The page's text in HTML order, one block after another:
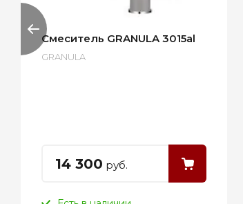
Смеситель GRANULA 3015al
GRANULA
14 300 руб.